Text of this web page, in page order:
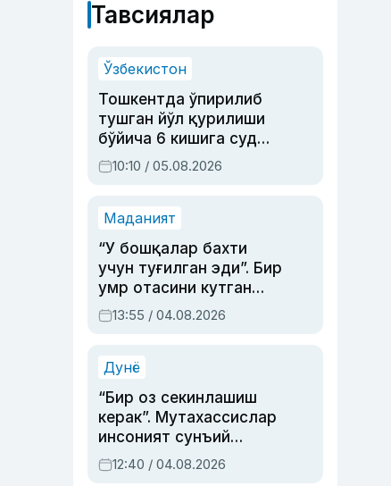
Тавсиялар
Ўзбекистон
Тошкентда ўпирилиб
тушган йўл қурилиши
бўйича 6 кишига суд
ҳукми ўқилди
10:10 / 05.08.2026
Маданият
“У бошқалар бахти
учун туғилган эди”. Бир
умр отасини кутган
актриса ва дубльяж
устаси Римма
синовларга тўла ҳаёти
13:55 / 04.08.2026
Дунё
“Бир оз секинлашиш
керак”. Мутахассислар
инсоният сунъий
интеллектни бошқара
олмай қолишидан
12:40 / 04.08.2026